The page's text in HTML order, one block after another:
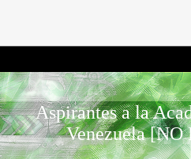
Aspirantes a la
Venezuela